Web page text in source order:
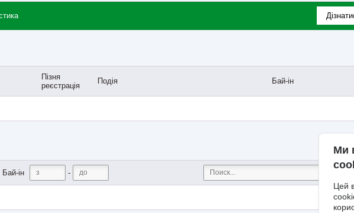
Пізня
реєстрація
Подія Бай-ін
Бай-ін -
Ми
Цей